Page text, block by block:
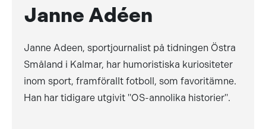
Janne Adéen
Janne Adeen, sportjournalist på tidningen Östra
Småland i Kalmar, har humoristiska kuriositeter
inom sport, framförallt fotboll, som favoritämne.
Han har tidigare utgivit "OS-annolika historier".